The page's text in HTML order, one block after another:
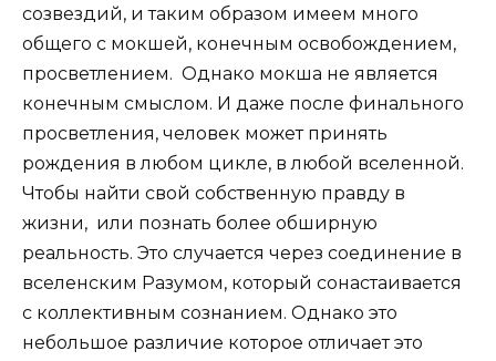
созвездий, и таким образом имеем много
общего с мокшей, конечным освобождением,
просветлением. Однако мокша не является
конечным смыслом. И даже после финального
просветления, человек может принять
рождения в любом цикле, в любой вселенной.
Чтобы найти свой собственную правду в
жизни, или познать более обширную
реальность. Это случается через соединение в
вселенским Разумом, который сонастаивается
с коллективным сознанием. Однако это
небольшое различие которое отличает это